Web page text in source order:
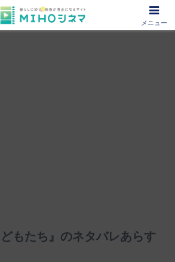
！あなたの映画図書館『MIHOシネマ』
もたち』のネタバレあらす
メニュー